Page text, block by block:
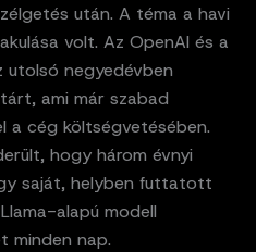
után. A téma a havi
volt. Az OpenAI és a
utolsó negyedévben
ami már szabad
a cég költségvetésében.
hogy három évnyi
saját, helyben futtatott
alapú modell
minden nap.